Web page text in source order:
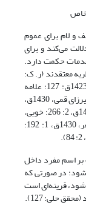
و لام برای عموم
می‌کند و برای
حکمت دارد.
معتقدند (ر. ک:
فخر رازی، 1420ق، 8: 292 و 12: 472؛ محقق حلی، 1423ق: 127؛ علامه
حلی، 1425ق، 2: 375؛ فیض کاشانی، 1380ش: 95؛ میرزای قمی، 1430ق،
‏1: 486 و 2: 16؛ نائینی، 1376ش، ‏4: 339؛ عراقی، 1411ق، ‏2: 266؛ خویی،
1419ق، ‏2: 238؛ خویی، 1417ق، 2: 304 و 397؛ مظفر، 1430ق، ‏1: 192؛
اسم مفرد داخل
در صورتی که
شود، قرینه‌ای است
حلی: 127).